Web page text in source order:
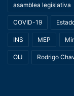
asamblea legislativa
COVID-19
INS MEP
OIJ Rodrigo